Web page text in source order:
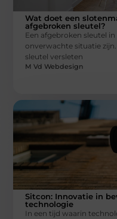
Wat doet een
afgebroken sleutel?
Een afgebroken sleutel
onverwachte situatie
sleutel versleten
M Vd Webdesign
Sitcon: Innovatie in
technologie
In een tijd waarin